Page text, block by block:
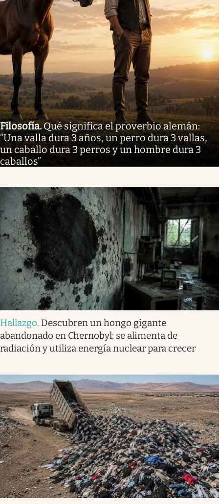
Filosofía.Qué significa el proverbio alemán:
“Una valla dura 3 años, un perro dura 3 vallas,
un caballo dura 3 perros y un hombre dura 3
caballos”
Hallazgo. Descubren un hongo gigante
abandonado en Chernobyl: se alimenta de
radiación y utiliza energía nuclear para crecer